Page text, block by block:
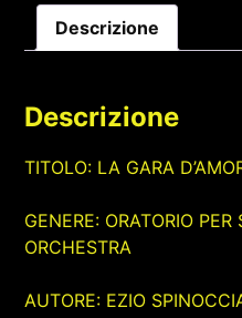
Descrizione
Descrizione
TITOLO: LA GARA
GENERE: ORATORIO PER
ORCHESTRA
AUTORE: EZIO